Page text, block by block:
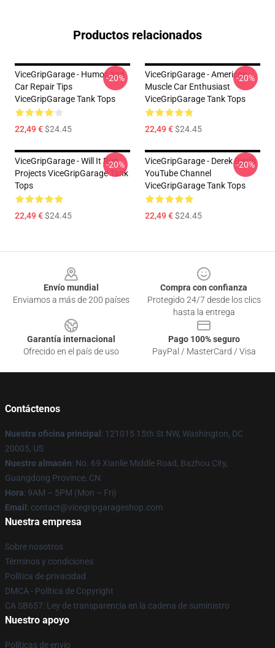
Productos relacionados
ViceGripGarage - Humor And
Car Repair Tips
ViceGripGarage Tank Tops
22,49 €$24.45
-20%
ViceGripGarage - American
Muscle Car Enthusiast
ViceGripGarage Tank Tops
22,49 €$24.45
-20%
ViceGripGarage - Will It Run
Projects ViceGripGarage Tank
Tops
22,49 €$24.45
-20%
ViceGripGarage - Derek Bieri's
YouTube Channel
ViceGripGarage Tank Tops
22,49 €$24.45
-20%
Envío mundial
Enviamos a más de 200 países
Compra con confianza
Protegido 24/7 desde los clics
hasta la entrega
Garantía internacional
Ofrecido en el país de uso
Pago 100% seguro
PayPal / MasterCard / Visa
Contáctenos
Nuestra oficina principal : 121015 15th St NW, Washington, DC
20005, US
Nuestro almacén: No. 69 Xianlie Middle Road, Bazhou City,
Guangdong Province, CN
Hora: 9AM – 5PM (Mon – Fri)
Email : contact@vicegripgarageshop.com
Nuestra empresa
Sobre nosotros
Términos y condiciones
Política de privacidad
DMCA - Política de Copyright
CA SB657: Ley de transparencia en la cadena de suministro
Nuestro apoyo
Políticas de envío